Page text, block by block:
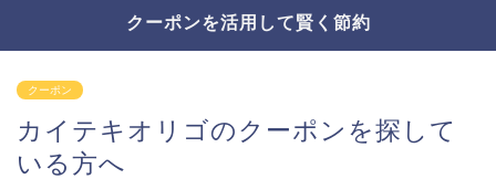
クーポンを活用して賢く節約
クーポン
カイテキオリゴのクーポンを探して
いる方へ